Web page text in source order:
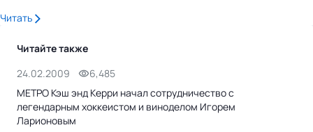
Читать
Читайте также
24.02.2009
6,485
МЕТРО Кэш энд Керри начал сотрудничество с
легендарным хоккеистом и виноделом Игорем
Ларионовым